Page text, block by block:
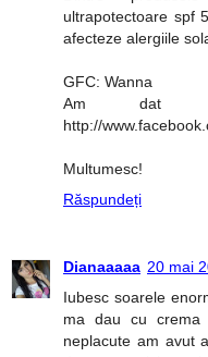
ultrapotectoare spf
afecteze alergiile
GFC: Wanna
Am dat
http://
Multumesc!
Răspundeți
Dianaaaaa 20 mai
Iubesc soarele
ma dau cu crema
neplacute am avut